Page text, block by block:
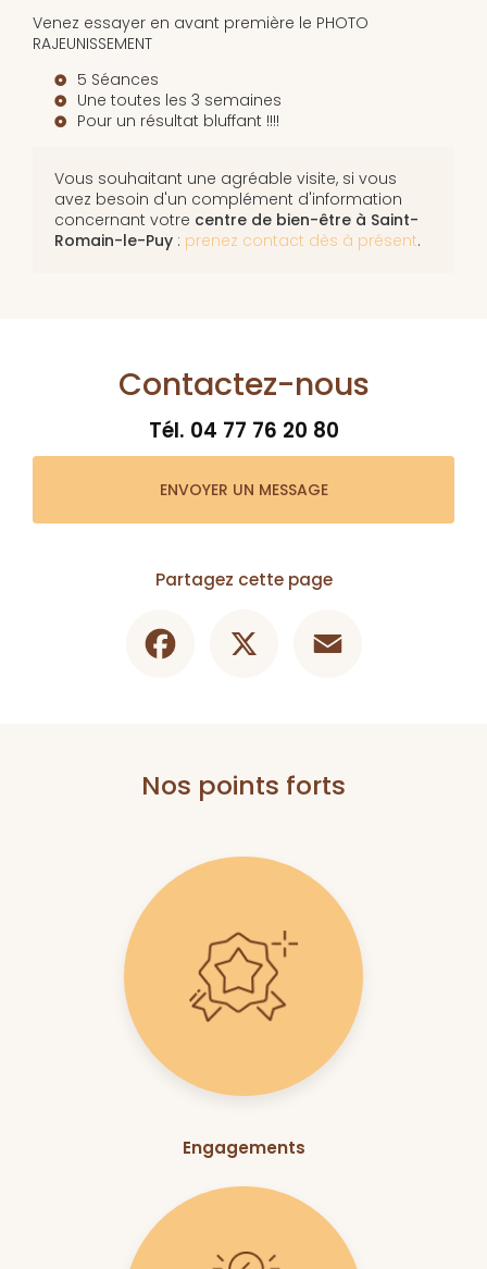
Venez essayer en avant première le PHOTO
RAJEUNISSEMENT
5 Séances
Une toutes les 3 semaines
Pour un résultat bluffant !!!!
Vous souhaitant une agréable visite, si vous
avez besoin d'un complément d'information
concernant votre centre de bien-être à Saint-
Romain-le-Puy : prenez contact dès à présent.
Contactez-nous
Tél. 04 77 76 20 80
ENVOYER UN MESSAGE
Partagez cette page
Nos points forts
Engagements